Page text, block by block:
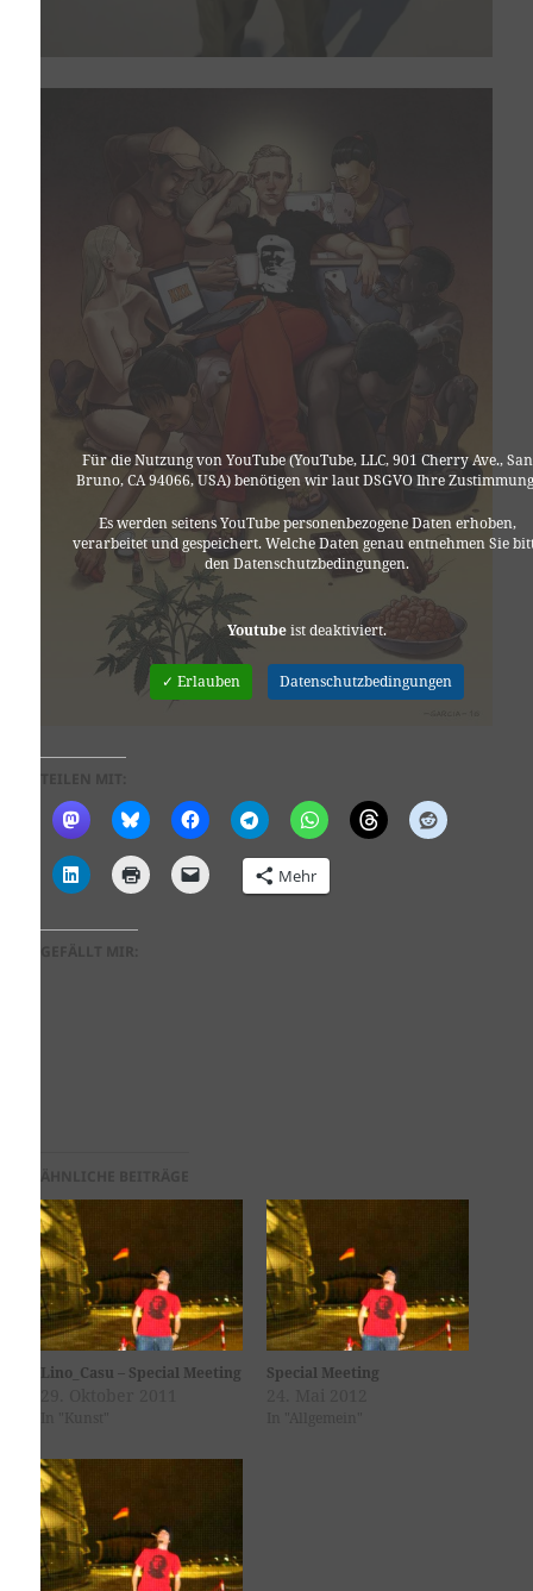
Für die Nutzung von YouTube (YouTube, LLC, 901 Cherry Ave., San
Bruno, CA 94066, USA) benötigen wir laut DSGVO Ihre
Es werden seitens YouTube personenbezogene Daten erhoben,
verarbeitet und gespeichert. Welche Daten genau entnehmen Sie
den Datenschutzbedingungen.
Youtubeist deaktiviert.
✓ Erlauben Datenschutzbedingungen
Mehr
Lino_Casu – Special Meeting Special Meeting